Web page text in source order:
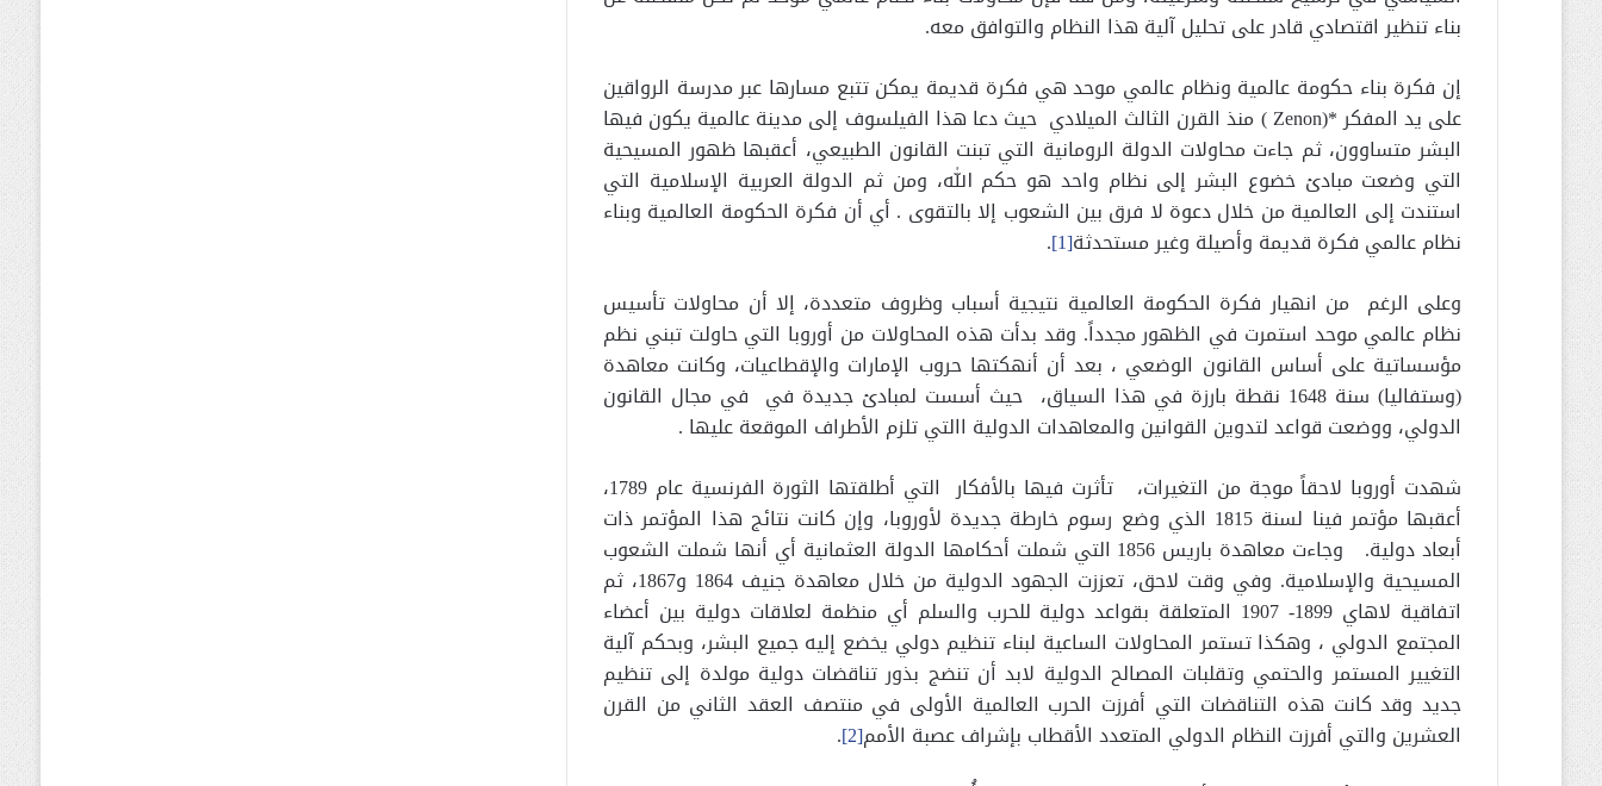
بناء تنظير اقتصادي قادر على تحليل آلية هذا النظام والتوافق معه.
إن فكرة بناء حكومة عالمية ونظام عالمي موحد هي فكرة قديمة يمكن تتبع مسارها عبر مدرسة الرواقين
على يد المفكر *(Zenon ) منذ القرن الثالث الميلادي حيث دعا هذا الفيلسوف إلى مدينة عالمية يكون فيها
البشر متساوون، ثم جاءت محاولات الدولة الرومانية التي تبنت القانون الطبيعي، أعقبها ظهور المسيحية
التي وضعت مبادئ خضوع البشر إلى نظام واحد هو حكم الله، ومن ثم الدولة العربية الإسلامية التي
استندت إلى العالمية من خلال دعوة لا فرق بين الشعوب إلا بالتقوى . أي أن فكرة الحكومة العالمية وبناء
نظام عالمي فكرة قديمة وأصيلة وغير مستحدثة[1]
.
وعلى الرغم من انهيار فكرة الحكومة العالمية نتيجية أسباب وظروف متعددة، إلا أن محاولات تأسيس
نظام عالمي موحد استمرت في الظهور مجدداً. وقد بدأت هذه المحاولات من أوروبا التي حاولت تبني نظم
مؤسساتية على أساس القانون الوضعي ، بعد أن أنهكتها حروب الإمارات والإقطاعيات، وكانت معاهدة
(وستفاليا) سنة 1648 نقطة بارزة في هذا السياق، حيث أسست لمبادئ جديدة في في مجال القانون
الدولي، ووضعت قواعد لتدوين القوانين والمعاهدات الدولية االتي تلزم الأطراف الموقعة عليها .
شهدت أوروبا لاحقاً موجة من التغيرات، تأثرت فيها بالأفكار التي أطلقتها الثورة الفرنسية عام 1789،
أعقبها مؤتمر فينا لسنة 1815 الذي وضع رسوم خارطة جديدة لأوروبا، وإن كانت نتائج هذا المؤتمر ذات
أبعاد دولية. وجاءت معاهدة باريس 1856 التي شملت أحكامها الدولة العثمانية أي أنها شملت الشعوب
المسيحية والإسلامية. وفي وقت لاحق، تعززت الجهود الدولية من خلال معاهدة جنيف 1864 و1867، ثم
اتفاقية لاهاي 1899- 1907 المتعلقة بقواعد دولية للحرب والسلم أي منظمة لعلاقات دولية بين أعضاء
المجتمع الدولي ، وهكذا تستمر المحاولات الساعية لبناء تنظيم دولي يخضع إليه جميع البشر، وبحكم آلية
التغيير المستمر والحتمي وتقلبات المصالح الدولية لابد أن تنضج بذور تناقضات دولية مولدة إلى تنظيم
جديد وقد كانت هذه التناقضات التي أفرزت الحرب العالمية الأولى في منتصف العقد الثاني من القرن
العشرين والتي أفرزت النظام الدولي المتعدد الأقطاب بإشراف عصبة الأمم[2]
.